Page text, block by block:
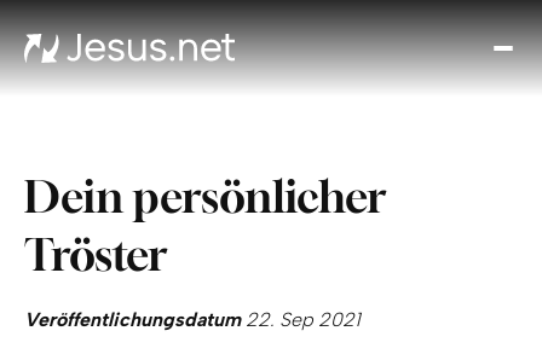
Dein persönlicher
Tröster
Veröffentlichungsdatum22. Sep 2021